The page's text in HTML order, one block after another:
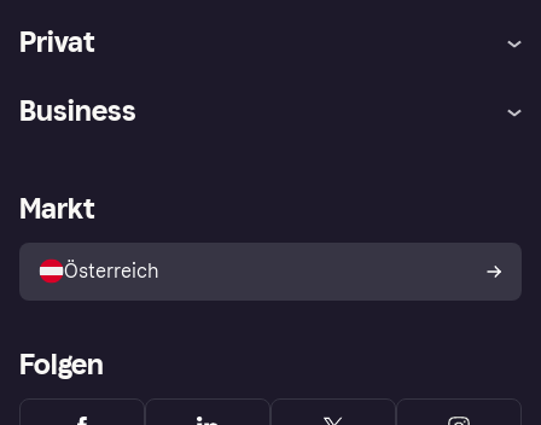
Privat
Shops entdecken
Business
Händlerportal
Markt
Österreich
Folgen